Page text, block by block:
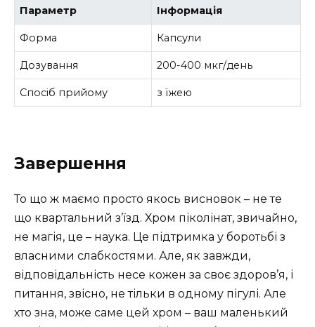
Параметр Інформація
Форма Капсули
Дозування 200-400 мкг/день
Спосіб прийому з їжею
Завершення
То що ж маємо просто якось висновок – не те
що квартальний з’їзд. Хром піколінат, звичайно,
не магія, це – наука. Це підтримка у боротьбі з
власними слабкостями. Але, як завжди,
відповідальність несе кожен за своє здоров’я, і
питання, звісно, не тільки в одному пігулі. Але
хто зна, може саме цей хром – ваш маленький